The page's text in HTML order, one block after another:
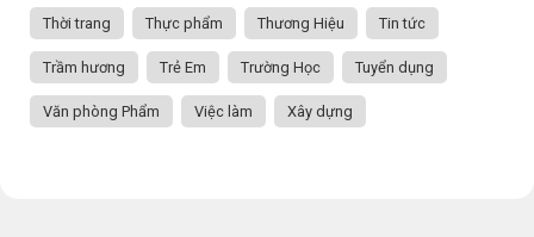
Thời trang Thực phẩm Thương Hiệu Tin tức
Trầm hương Trẻ Em Trường Học Tuyển dụng
Văn phòng Phẩm Việc làm Xây dựng